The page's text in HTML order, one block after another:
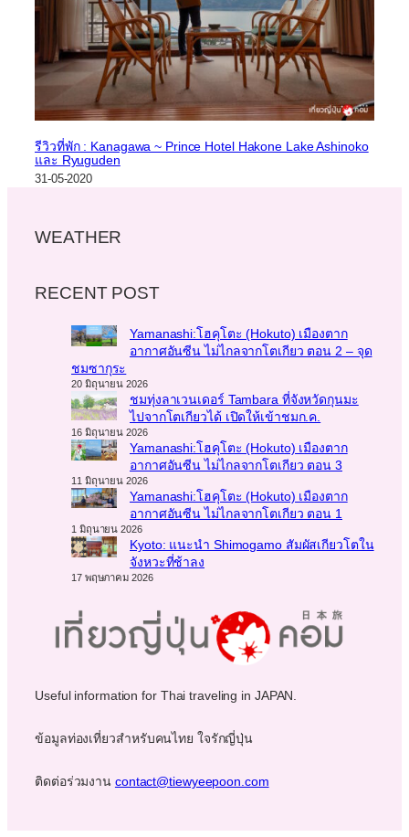
รีวิวที่พัก : Kanagawa ~ Prince Hotel Hakone Lake Ashinoko
และ Ryuguden
31-05-2020
WEATHER
RECENT POST
Yamanashi:โฮคุโตะ (Hokuto) เมืองตาก
อากาศอันซีน ไม่ไกลจากโตเกียว ตอน 2 – จุด
ชมซากุระ
20 มิถุนายน 2026
ชมทุ่งลาเวนเดอร์ Tambara ที่จังหวัดกุนมะ
ไปจากโตเกียวได้ เปิดให้เข้าชมก.ค.
16 มิถุนายน 2026
Yamanashi:โฮคุโตะ (Hokuto) เมืองตาก
อากาศอันซีน ไม่ไกลจากโตเกียว ตอน 3
11 มิถุนายน 2026
Yamanashi:โฮคุโตะ (Hokuto) เมืองตาก
อากาศอันซีน ไม่ไกลจากโตเกียว ตอน 1
1 มิถุนายน 2026
Kyoto: แนะนำ Shimogamo สัมผัสเกียวโตใน
จังหวะที่ช้าลง
17 พฤษภาคม 2026
Useful information for Thai traveling in JAPAN.
ข้อมูลท่องเที่ยวสำหรับคนไทย ใจรักญี่ปุ่น
ติดต่อร่วมงาน contact@tiewyeepoon.com